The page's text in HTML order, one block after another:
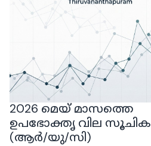
2026 മെയ് മാസത്തെ
ഉപഭോക്തൃ വില സൂചിക
(ആർ/യു/സി)